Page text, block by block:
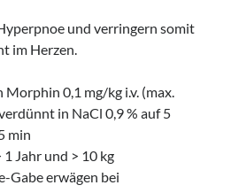
und verringern somit
im Herzen.
Morphin 0,1 mg/kg i.v. (max.
in NaCl 0,9 % auf 5
min
Jahr und > 10 kg
Gabe erwägen bei